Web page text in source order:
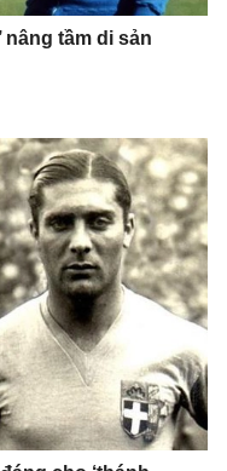
nâng tầm di sản